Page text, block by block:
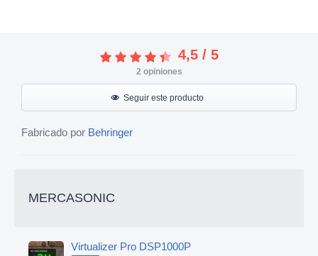
4,5/ 5
2 opiniones
Seguir este producto
Fabricado por Behringer
MERCASONIC
Virtualizer Pro DSP1000P